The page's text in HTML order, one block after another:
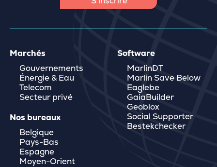
Marchés
Gouvernements
Énergie & Eau
Telecom
Secteur privé
Nos bureaux
Belgique
Pays-Bas
Espagne
Moyen-Orient
Software
MarlinDT
Marlin Save Below
Eaglebe
GaiaBuilder
Geoblox
Social Supporter
Bestekchecker